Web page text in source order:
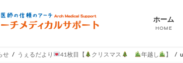
ホーム
HOME
せ うぇるだより 41枚目【 クリスマス 年越し 】